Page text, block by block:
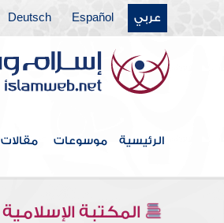
عربي Español
Deutsch
الرئيسية موسوعات مقالات
المكتبة الإسلامية